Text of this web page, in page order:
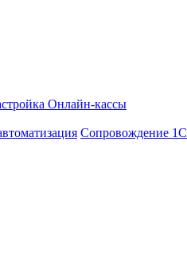
Онлайн-кассы
Сопровождение 1С